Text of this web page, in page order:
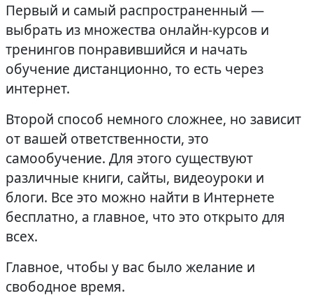
Первый и самый распространенный —
выбрать из множества онлайн-курсов и
тренингов понравившийся и начать
обучение дистанционно, то есть через
интернет.
Второй способ немного сложнее, но зависит
от вашей ответственности, это
самообучение. Для этого существуют
различные книги, сайты, видеоуроки и
блоги. Все это можно найти в Интернете
бесплатно, а главное, что это открыто для
всех.
Главное, чтобы у вас было желание и
свободное время.